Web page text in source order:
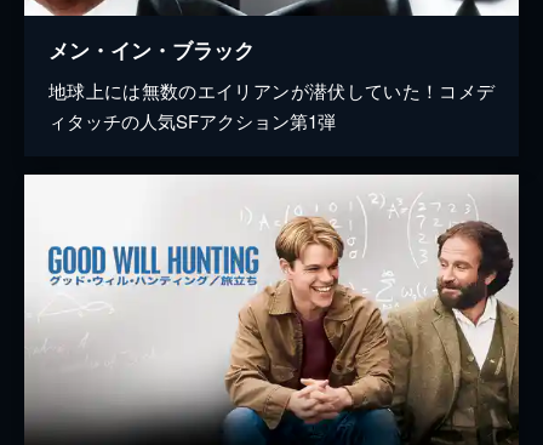
メン・イン・ブラック
地球上には無数のエイリアンが潜伏していた！コメデ
ィタッチの人気SFアクション第1弾